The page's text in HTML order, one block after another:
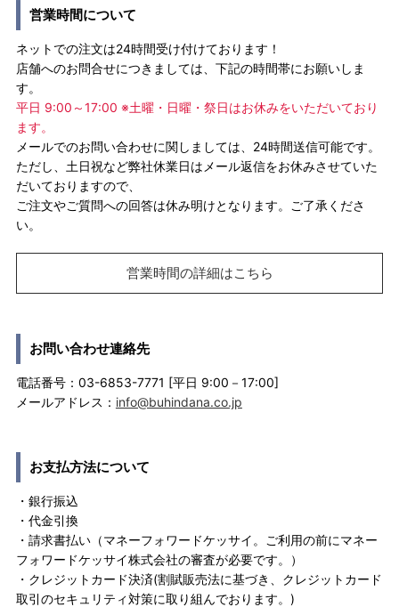
営業時間について
ネットでの注文は24時間受け付けております！
店舗へのお問合せにつきましては、下記の時間帯にお願いしま
す。
平日 9:00～17:00 ※土曜・日曜・祭日はお休みをいただいており
ます。
メールでのお問い合わせに関しましては、24時間送信可能です。
ただし、土日祝など弊社休業日はメール返信をお休みさせていた
だいておりますので、
ご注文やご質問への回答は休み明けとなります。ご了承くださ
い。
営業時間の詳細はこちら
お問い合わせ連絡先
電話番号：03-6853-7771 [平日 9:00－17:00]
メールアドレス： info@buhindana.co.jp
お支払方法について
・銀行振込
・代金引換
・請求書払い（マネーフォワードケッサイ。ご利用の前にマネー
フォワードケッサイ株式会社の審査が必要です。）
・クレジットカード決済(割賦販売法に基づき、クレジットカード
取引のセキュリティ対策に取り組んでおります。)